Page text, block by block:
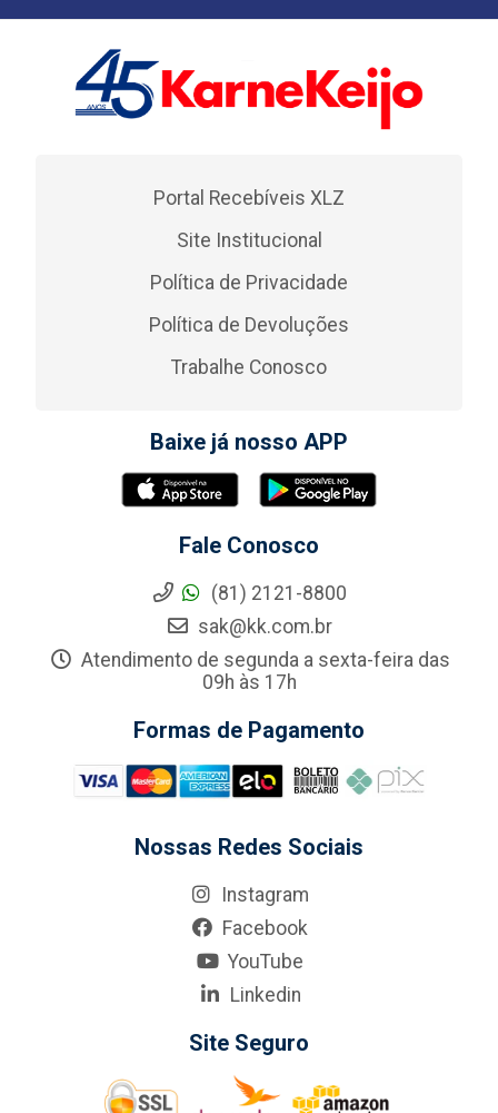
Portal Recebíveis XLZ
Site Institucional
Política de Privacidade
Política de Devoluções
Trabalhe Conosco
Baixe já nosso APP
Fale Conosco
(81) 2121-8800
sak@kk.com.br
Atendimento de segunda a sexta-feira das
09h às 17h
Formas de Pagamento
Nossas Redes Sociais
Instagram
Facebook
YouTube
Linkedin
Site Seguro